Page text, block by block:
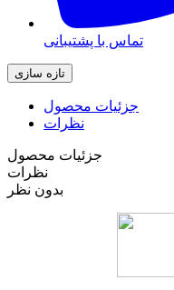
تماس با پشتیبانی
جزئیات محصول
نظرات
جزئیات محصول
نظرات
بدون نظر